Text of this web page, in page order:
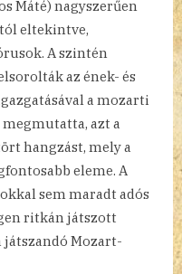
Máté) nagyszerűen
eltekintve,
A szintén
az ének- és
a mozarti
azt a
hangzást, mely a
eleme. A
sem maradt adós
ritkán játszott
Mozart-